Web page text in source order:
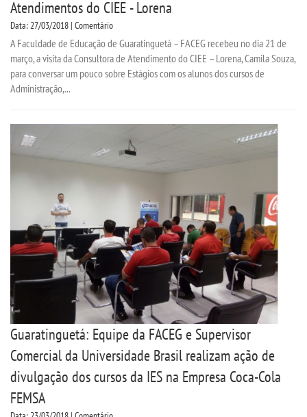
Atendimentos do CIEE - Lorena
Data: 27/03/2018 | Comentário
A Faculdade de Educação de Guaratinguetá – FACEG recebeu no dia 21 de
março, a visita da Consultora de Atendimento do CIEE – Lorena, Camila Souza,
para conversar um pouco sobre Estágios com os alunos dos cursos de
Administração,...
Guaratinguetá: Equipe da FACEG e Supervisor
Comercial da Universidade Brasil realizam ação de
divulgação dos cursos da IES na Empresa Coca-Cola
FEMSA